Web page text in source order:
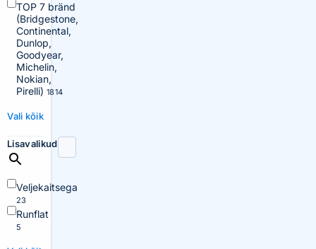
TOP 7 bränd
(Bridgestone,
Continental,
Dunlop,
Goodyear,
Michelin,
Nokian,
Pirelli) 1814
Vali kõik
Lisavalikud
Veljekaitsega
23
Runflat
5